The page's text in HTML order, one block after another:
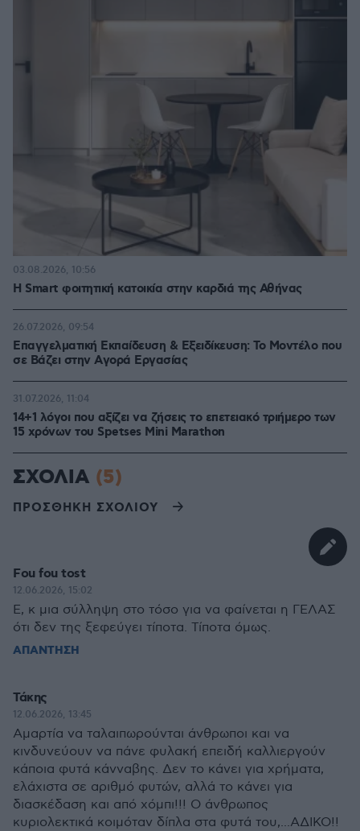
Η Smart φοιτητική κατοικία στην καρδιά της Αθήνας
03.08.2026, 10:56
Επαγγελματική Εκπαίδευση & Εξειδίκευση: Το Mοντέλο που
σε Bάζει στην Aγορά Eργασίας
26.07.2026, 09:54
14+1 λόγοι που αξίζει να ζήσεις το επετειακό τριήμερο των
15 χρόνων του Spetses Mini Marathon
31.07.2026, 11:04
ΣΧΟΛΙΑ (5)
ΠΡΟΣΘΗΚΗ ΣΧΟΛΙΟΥ
Fou fou tost
12.06.2026, 15:02
Ε, κ μια σύλληψη στο τόσο για να φαίνεται η ΓΕΛΑΣ
ότι δεν της ξεφεύγει τίποτα. Τίποτα όμως.
ΑΠΑΝΤΗΣΗ
Τάκης
12.06.2026, 13:45
Αμαρτία να ταλαιπωρούνται άνθρωποι και να
κινδυνεύουν να πάνε φυλακή επειδή καλλιεργούν
κάποια φυτά κάνναβης. Δεν το κάνει για χρήματα,
ελάχιστα σε αριθμό φυτών, αλλά το κάνει για
διασκέδαση και από χόμπι!!! Ο άνθρωπος
κυριολεκτικά κοιμόταν δίπλα στα φυτά του,...ΑΔΙΚΟ!!